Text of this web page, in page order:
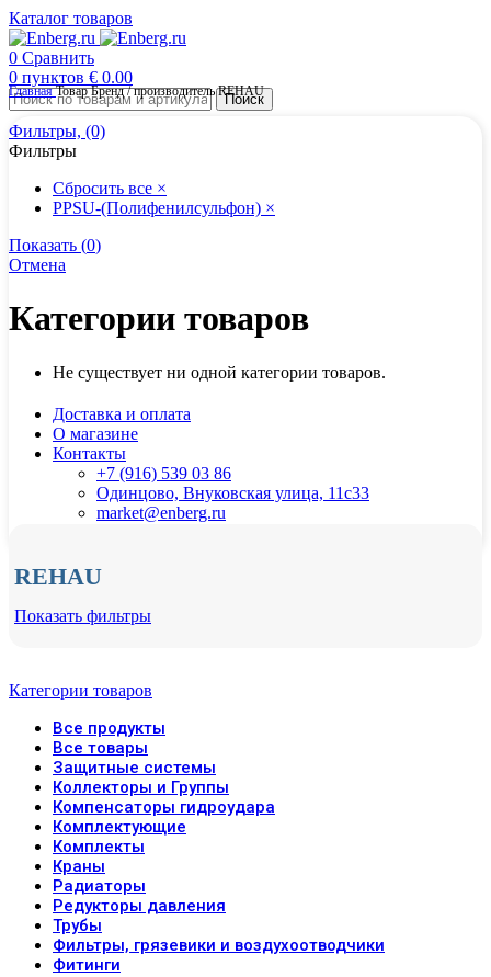
Каталог товаров
0 Сравнить
0 пунктов € 0.00
Поиск
ГлавнаяТовар Бренд / производительREHAU
Фильтры, (0)
Фильтры
Сбросить все ×
PPSU-(Полифенилсульфон) ×
Показать (0)
Отмена
Категории товаров
Не существует ни одной категории товаров.
Доставка и оплата
О магазине
Контакты
+7 (916) 539 03 86
Одинцово, Внуковская улица, 11с33
market@enberg.ru
REHAU
Показать фильтры
Категории товаров
Все продукты
Все товары
Защитные системы
Коллекторы и Группы
Компенсаторы гидроудара
Комплектующие
Комплекты
Краны
Радиаторы
Редукторы давления
Трубы
Фильтры, грязевики и воздухоотводчики
Фитинги